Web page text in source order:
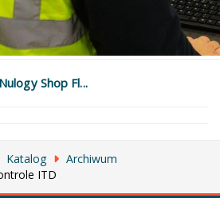
Shop Fl...
Katalog
Archiwum
ITD